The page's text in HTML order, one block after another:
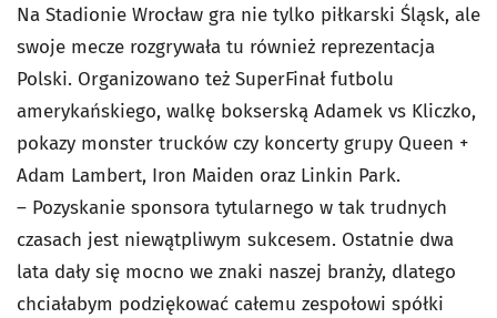
Na Stadionie Wrocław gra nie tylko piłkarski Śląsk, ale
swoje mecze rozgrywała tu również reprezentacja
Polski. Organizowano też SuperFinał futbolu
amerykańskiego, walkę bokserską Adamek vs Kliczko,
pokazy monster trucków czy koncerty grupy Queen +
Adam Lambert, Iron Maiden oraz Linkin Park.
– Pozyskanie sponsora tytularnego w tak trudnych
czasach jest niewątpliwym sukcesem. Ostatnie dwa
lata dały się mocno we znaki naszej branży, dlatego
chciałabym podziękować całemu zespołowi spółki